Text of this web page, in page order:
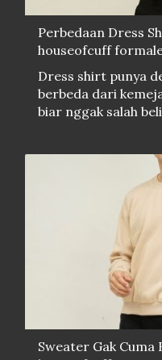
Perbedaan Dress
houseofcuff
Dress shirt punya
berbeda dari
biar nggak salah
Sweater Gak Cuma